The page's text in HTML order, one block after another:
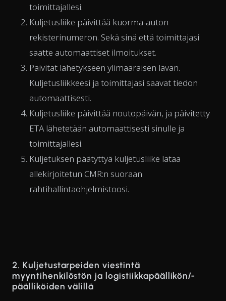
toimittajallesi.
Kuljetusliike päivittää kuorma-auton
rekisterinumeron. Sekä sinä että toimittajasi
saatte automaattiset ilmoitukset.
Päivität lähetykseen ylimääräisen lavan.
Kuljetusliikkeesi ja toimittajasi saavat tiedon
automaattisesti.
Kuljetusliike päivittää noutopäivän, ja päivitetty
ETA lähetetään automaattisesti sinulle ja
toimittajallesi.
Kuljetuksen päätyttyä kuljetusliike lataa
allekirjoitetun CMR:n suoraan
rahtihallintaohjelmistoosi.
2. Kuljetustarpeiden viestintä
myyntihenkilöstön ja logistiikkapäällikön/-
päälliköiden välillä